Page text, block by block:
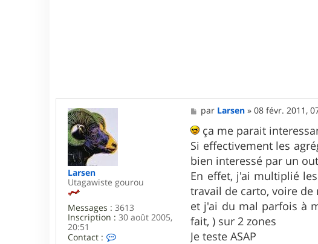
Larsen
Utagawiste gourou
Messages : 3613
Inscription : 30 août 2005,
20:51
Contact :
M
e
s
a
g
e
par Larsen »08 févr. 2011,
ça me parait
Si effectivement les
bien interessé par un
En effet, j'ai multiplié
travail de carto, voire
et j'ai du mal parfois à
fait, ) sur 2 zones
Je teste ASAP